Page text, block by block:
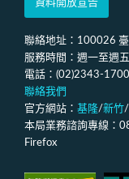
資料開放宣告
聯絡地址：100026
服務時間：週一至週
電話：(02)2343-
聯絡我們
官方網站： 基隆/新竹/
本局業務諮詢專線：
Firefox